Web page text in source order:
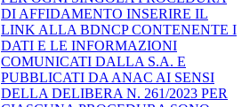
DI AFFIDAMENTO INSERIRE IL
LINK ALLA BDNCP CONTENENTE I
DATI E LE INFORMAZIONI
COMUNICATI DALLA S.A. E
PUBBLICATI DA ANAC AI SENSI
DELLA DELIBERA N. 261/2023 PER